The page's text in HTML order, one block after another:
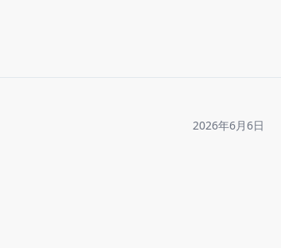
2026年6月6日